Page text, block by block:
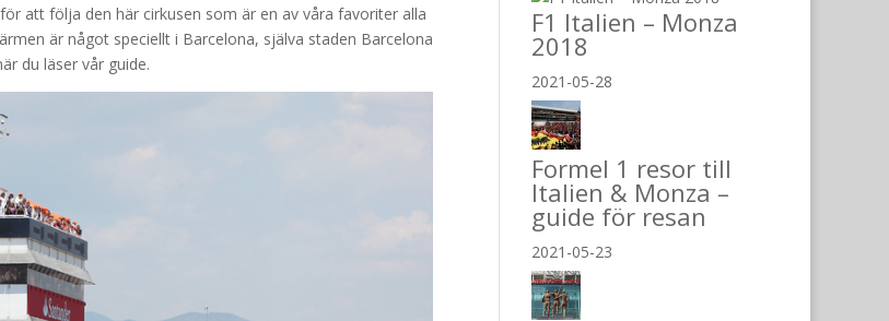
att följa den här cirkusen som är en av våra favoriter alla
är något speciellt i Barcelona, själva staden Barcelona
du läser vår guide.
F1 Italien – Monza
2018
2021-05-28
Formel 1 resor till
Italien & Monza –
guide för resan
2021-05-23